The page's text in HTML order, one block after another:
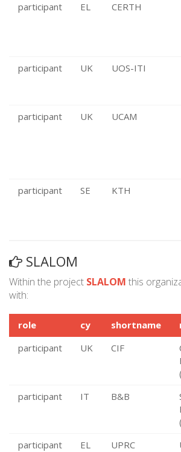
participant
EL CERTH
participant
UK UOS-ITI
participant
UK UCAM
participant
SE KTH
SLALOM
Within the project SLALOM this
with:
role cy shortname
participant
UK CIF
participant
IT B&B
participant
EL UPRC